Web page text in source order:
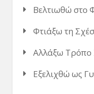
Βελτιωθώ στο
Φτιάξω τη
Αλλάξω Τρόπο
Εξελιχθώ ως